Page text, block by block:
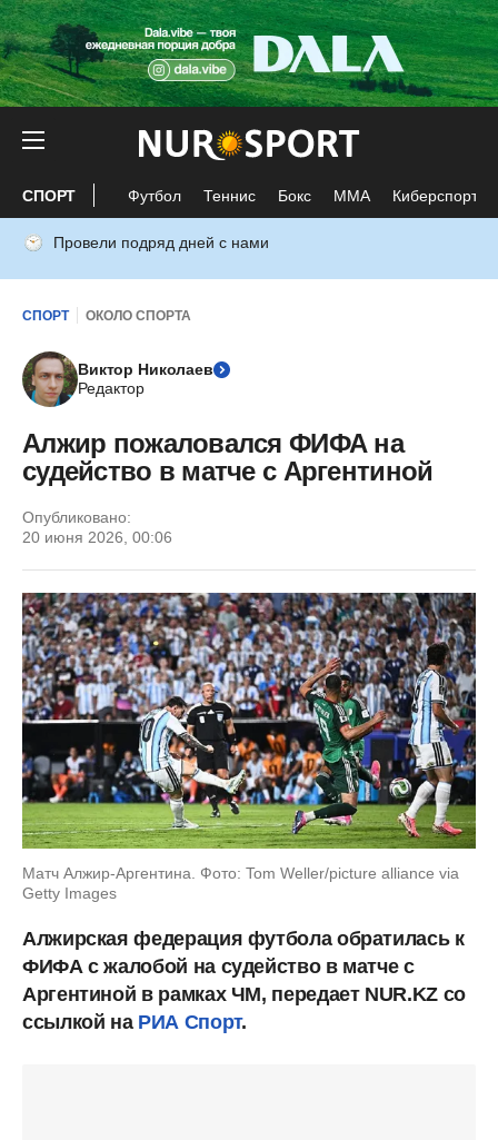
СПОРТ Футбол Теннис Бокс ММА Киберспорт
Провели подряд дней с нами
СПОРТ ОКОЛО СПОРТА
Виктор Николаев
Редактор
Алжир пожаловался ФИФА на
судейство в матче с Аргентиной
Опубликовано:
20 июня 2026, 00:06
Матч Алжир-Аргентина. Фото: Tom Weller/picture alliance via
Getty Images
Алжирская федерация футбола обратилась к
ФИФА с жалобой на судейство в матче с
Аргентиной в рамках ЧМ, передает NUR.KZ со
ссылкой на РИА Спорт.